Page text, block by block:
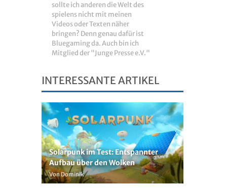
sollte ich anderen die Welt des
spielens nicht mit meinen
Videos oder Texten näher
bringen? Denn genau dafür ist
Bluegaming da. Auch bin ich
Mitglied der "Junge Presse e.V."
INTERESSANTE ARTIKEL
Solarpunk im Test: Entspannter
Aufbau über den Wolken
Von Dominik